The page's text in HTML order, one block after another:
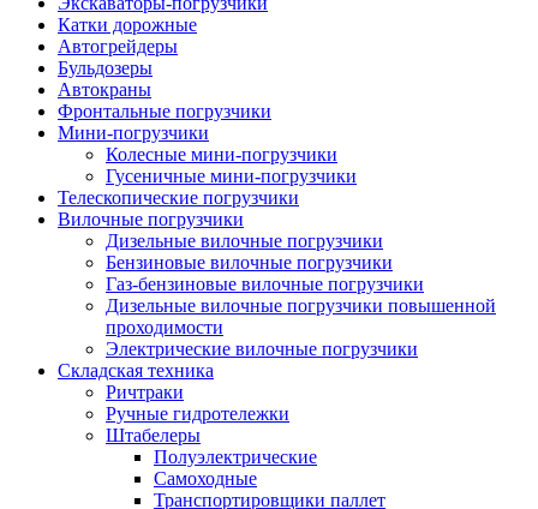
Катки дорожные
Автогрейдеры
Бульдозеры
Автокраны
Фронтальные погрузчики
Мини-погрузчики
Колесные мини-погрузчики
Гусеничные мини-погрузчики
Телескопические погрузчики
Вилочные погрузчики
Дизельные вилочные погрузчики
Бензиновые вилочные погрузчики
Газ-бензиновые вилочные погрузчики
Дизельные вилочные погрузчики повышенной
проходимости
Электрические вилочные погрузчики
Складская техника
Ричтраки
Ручные гидротележки
Штабелеры
Полуэлектрические
Самоходные
Транспортировщики паллет